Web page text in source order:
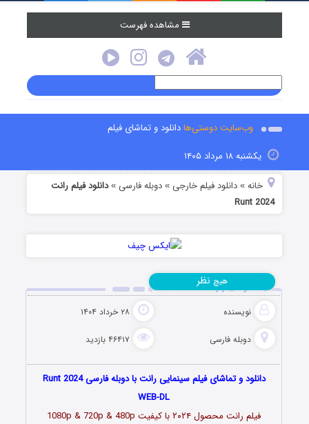
مشاهده فهرست
وب‌سایت دوستی‌هادانلود و تماشای فیلم
یکشنبه ۱۸ مرداد ۱۴۰۵
خانه »دانلود فیلم خارجی »دوبله فارسی »دانلود فیلم رانت
Runt 2024
دانلود فیلم رانت Runt 2024
نویسنده ۲۸ خرداد ۱۴۰۴
دوبله فارسی ۴۶۴۱۷ بازدید
هیچ نظر
دانلود و تماشای فیلم سینمایی رانت با دوبله فارسی Runt 2024
WEB-DL
فیلم رانت محصول ۲۰۲۴ با کیفیت 1080p & 720p & 480p